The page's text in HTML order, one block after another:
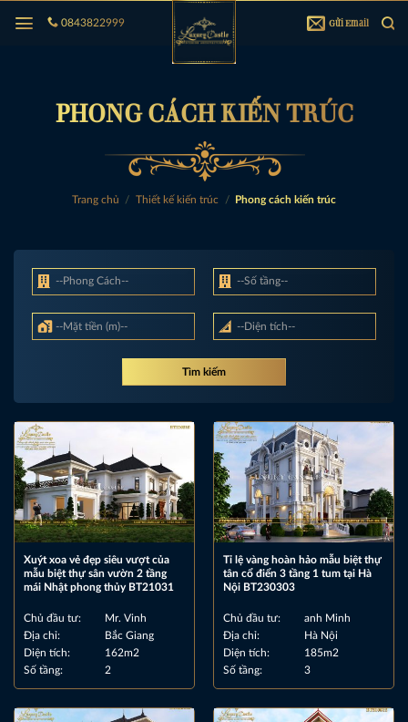
qua
0843822999 Gửi Email
PHONG CÁCH KIẾN TRÚC
Trang chủ / Thiết kế kiến trúc / Phong cách kiến trúc
Xuýt xoa vẻ đẹp siêu vượt của
mẫu biệt thự sân vườn 2 tầng
mái Nhật phong thủy BT21031
Chủ đầu tư:
Mr. Vinh
Địa chỉ:
Bắc Giang
Diện tích:
162m2
Số tầng:
2
Tỉ lệ vàng hoàn hảo mẫu biệt thự
tân cổ điển 3 tầng 1 tum tại Hà
Nội BT230303
Chủ đầu tư:
anh Minh
Địa chỉ:
Hà Nội
Diện tích:
185m2
Số tầng:
3